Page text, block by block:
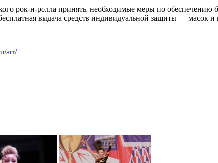
рок-н-ролла приняты необходимые меры по обеспечению
выдача средств индивидуальной защиты — масок и
arr/